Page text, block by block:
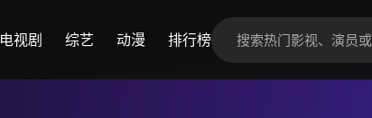
电视剧 综艺 动漫 排行榜